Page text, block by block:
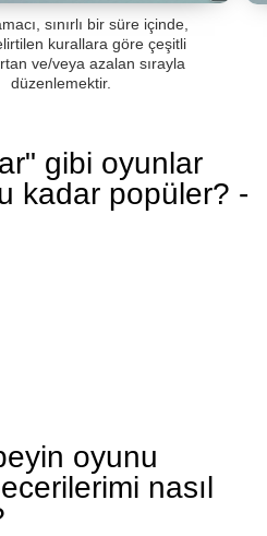
sınırlı bir süre içinde,
kurallara göre çeşitli
ve/veya azalan sırayla
düzenlemektir.
gibi oyunlar
kadar popüler? -
oyunu
nasıl